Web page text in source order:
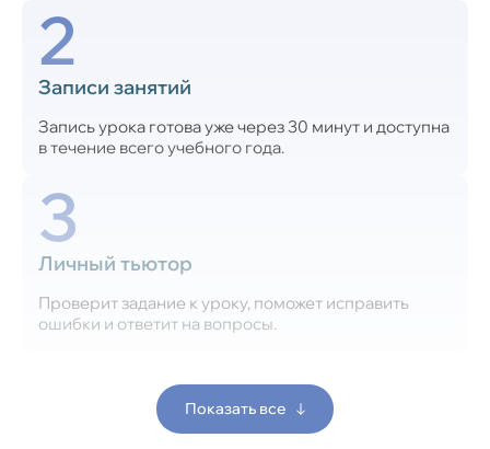
2
Записи занятий
Запись урока готова уже через 30 минут и доступна
в течение всего учебного года.
3
Личный тьютор
Проверит задание к уроку, поможет исправить
ошибки и ответит на вопросы.
Показать все